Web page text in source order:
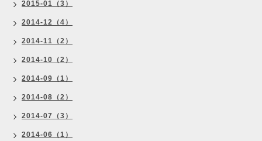
2015-01（3）
2014-12（4）
2014-11（2）
2014-10（2）
2014-09（1）
2014-08（2）
2014-07（3）
2014-06（1）